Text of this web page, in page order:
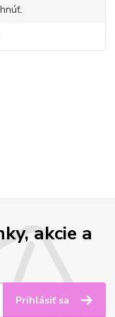
akcie a
Prihlásiť sa